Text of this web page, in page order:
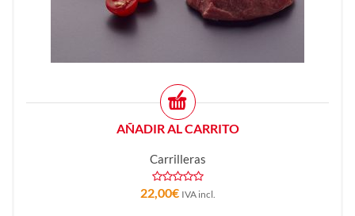
AÑADIR AL CARRITO
Carrilleras
22,00€ IVA incl.